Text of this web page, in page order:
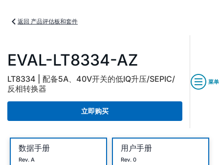
返回 产品评估板和套件
EVAL-LT8334-AZ
LT8334 | 配备5A、40V开关的低IQ升压/SEPIC/
反相转换器
立即购买
菜单
数据手册
Rev. A
用户手册
Rev. 0